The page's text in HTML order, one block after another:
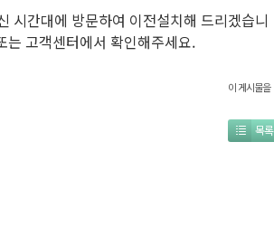
시간대에 방문하여 이전설치해 드리겠습니
는 고객센터에서 확인해주세요.
이 게시물을
목록